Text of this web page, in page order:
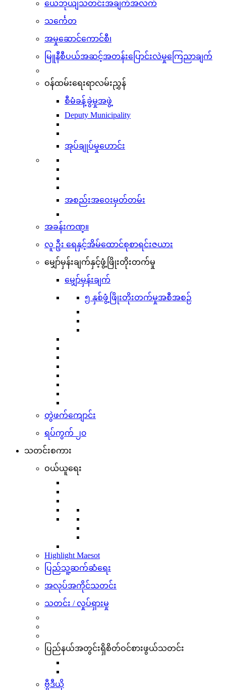
ယေဘုယျသတင်းအချက်အလက်
သင်္ကေတ
အမှုဆောင်ကောင်စီ၊
မြူနီစီပယ်အဆင့်အတန်းပြောင်းလဲမှုကြေညာချက်
ဝန်ထမ်းရေးရာလမ်းညွှန်
စီမံခန့်ခွဲမှုအဖွဲ့
Deputy Municipality
အုပ်ချုပ်မှုဟောင်း
အစည်းအဝေးမှတ်တမ်း
အခန်းကဏ္။
လူ ဦး ရေနှင့်အိမ်ထောင်စုစာရင်းဇယား
မျှော်မှန်းချက်နှင့်ဖွံ့ဖြိုးတိုးတက်မှု
မျှော်မှန်းချက်
၅ နှစ်ဖွံ့ဖြိုးတိုးတက်မှုအစီအစဉ်
တွဲဖက်ကျောင်း
ရပ်ကွက် ၂၀
သတင်းစကား
ဝယ်ယူရေး
Highlight Maesot
ပြည်သူ့ဆက်ဆံရေး
အလုပ်အကိုင်သတင်း
သတင်း / လှုပ်ရှားမှု
ပြည်နယ်အတွင်းရှိစိတ်ဝင်စားဖွယ်သတင်း
ဗွီဒီယို